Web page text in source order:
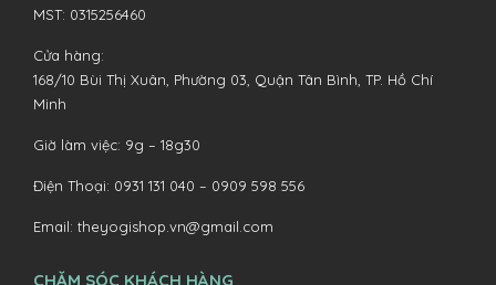
MST: 0315256460
Cửa hàng:
168/10 Bùi Thị Xuân, Phường 03, Quận Tân Bình, TP. Hồ Chí
Minh
Giờ làm việc: 9g – 18g30
Điện Thoại: 0931 131 040 – 0909 598 556
Email: theyogishop.vn@gmail.com
CHĂM SÓC KHÁCH HÀNG